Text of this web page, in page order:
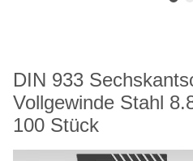
DIN 933
Vollgewinde Stahl
100 Stück